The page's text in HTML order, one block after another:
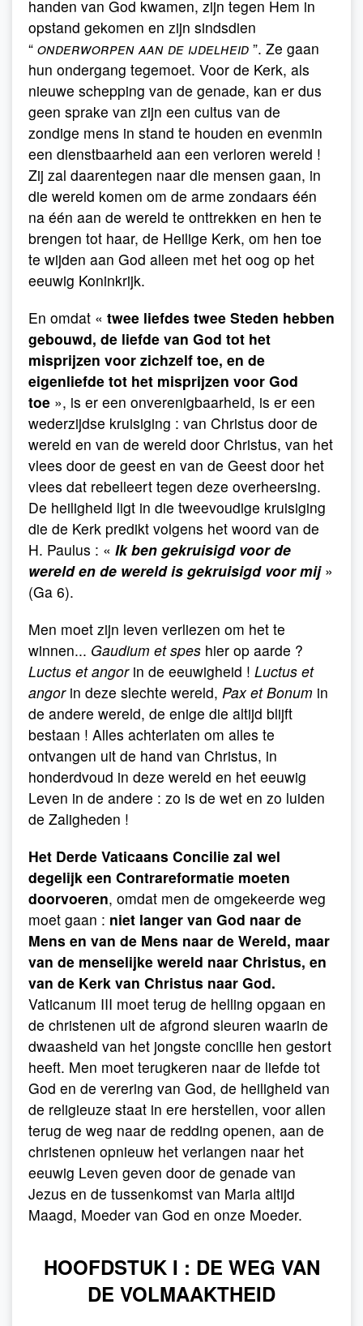
handen van God kwamen, zijn tegen Hem in
opstand gekomen en zijn sindsdien
“ onderworpen aan de ijdelheid ”. Ze gaan
hun ondergang tegemoet. Voor de Kerk, als
nieuwe schepping van de genade, kan er dus
geen sprake van zijn een cultus van de
zondige mens in stand te houden en evenmin
een dienstbaarheid aan een verloren wereld !
Zij zal daarentegen naar die mensen gaan, in
die wereld komen om de arme zondaars één
na één aan de wereld te onttrekken en hen te
brengen tot haar, de Heilige Kerk, om hen toe
te wijden aan God alleen met het oog op het
eeuwig Koninkrijk.
En omdat « twee liefdes twee Steden hebben
gebouwd, de liefde van God tot het
misprijzen voor zichzelf toe, en de
eigenliefde tot het misprijzen voor God
toe », is er een onverenigbaarheid, is er een
wederzijdse kruisiging : van Christus door de
wereld en van de wereld door Christus, van het
vlees door de geest en van de Geest door het
vlees dat rebelleert tegen deze overheersing.
De heiligheid ligt in die tweevoudige kruisiging
die de Kerk predikt volgens het woord van de
H. Paulus : « Ik ben gekruisigd voor de
wereld en de wereld is gekruisigd voor mij»
(Ga 6).
Men moet zijn leven verliezen om het te
winnen... Gaudium et spes hier op aarde ?
Luctus et angorin de eeuwigheid ! Luctus et
angorin deze slechte wereld, Pax et Bonum in
de andere wereld, de enige die altijd blijft
bestaan ! Alles achterlaten om alles te
ontvangen uit de hand van Christus, in
honderdvoud in deze wereld en het eeuwig
Leven in de andere : zo is de wet en zo luiden
de Zaligheden !
Het Derde Vaticaans Concilie zal wel
degelijk een Contrareformatie moeten
doorvoeren, omdat men de omgekeerde weg
moet gaan : niet langer van God naar de
Mens en van de Mens naar de Wereld, maar
van de menselijke wereld naar Christus, en
van de Kerk van Christus naar God.
Vaticanum III moet terug de helling opgaan en
de christenen uit de afgrond sleuren waarin de
dwaasheid van het jongste concilie hen gestort
heeft. Men moet terugkeren naar de liefde tot
God en de verering van God, de heiligheid van
de religieuze staat in ere herstellen, voor allen
terug de weg naar de redding openen, aan de
christenen opnieuw het verlangen naar het
eeuwig Leven geven door de genade van
Jezus en de tussenkomst van Maria altijd
Maagd, Moeder van God en onze Moeder.
HOOFDSTUK I : DE WEG VAN
DE VOLMAAKTHEID